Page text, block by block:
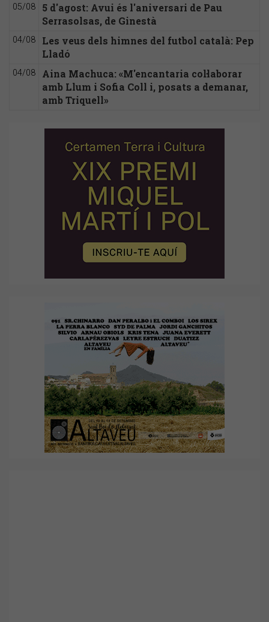
05/08
5 d'agost: Avui és l'aniversari de Pau
Serrasolsas, de Ginestà
04/08
Les veus dels himnes del futbol català: Pep
Lladó
04/08
Aina Machuca: «M'encantaria col·laborar
amb Llum i Sofia Coll i, posats a demanar,
amb Triquell»